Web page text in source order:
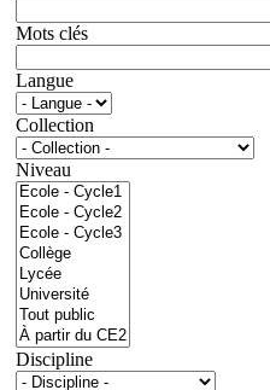
Mots clés
Langue
Collection
Niveau
Discipline